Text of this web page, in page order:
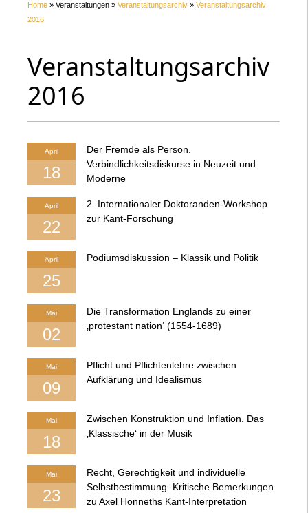
Home » Veranstaltungen » Veranstaltungsarchiv » Veranstaltungsarchiv
2016
Veranstaltungsarchiv
2016
April
18
Der Fremde als Person.
Verbindlichkeitsdiskurse in Neuzeit und
Moderne
April
22
2. Internationaler Doktoranden-Workshop
zur Kant-Forschung
April
25
Podiumsdiskussion – Klassik und Politik
Mai
02
Die Transformation Englands zu einer
‚protestant nation‘ (1554-1689)
Mai
09
Pflicht und Pflichtenlehre zwischen
Aufklärung und Idealismus
Mai
18
Zwischen Konstruktion und Inflation. Das
‚Klassische‘ in der Musik
Mai
23
Recht, Gerechtigkeit und individuelle
Selbstbestimmung. Kritische Bemerkungen
zu Axel Honneths Kant-Interpretation